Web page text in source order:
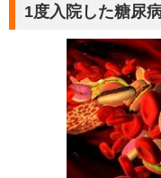
1度入院した糖尿